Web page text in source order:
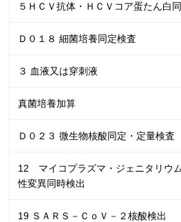
５ＨＣＶ抗体・ＨＣＶコア蛋たん白
Ｄ０１８ 細菌培養同定検査
３ 血液又は穿刺液
真菌培養加算
Ｄ０２３ 微生物核酸同定・定量検査
12 マイコプラズマ・ジェニタリウ
性変異同時検出
19 ＳＡＲＳ－ＣｏＶ－２核酸検出